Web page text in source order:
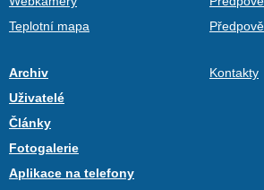
Teplotní mapa
Archiv
Uživatelé
Články
Fotogalerie
Aplikace na telefony
Kontakty